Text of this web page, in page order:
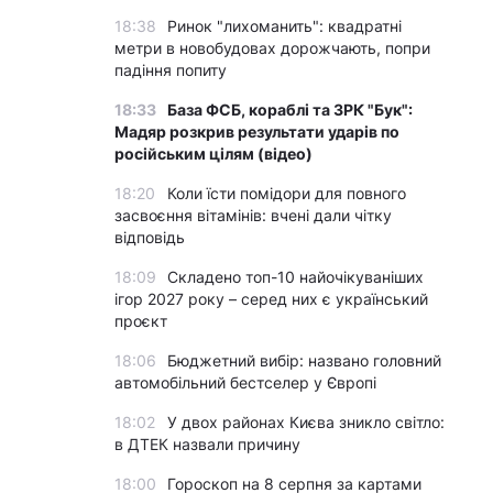
18:38
Ринок "лихоманить": квадратні
метри в новобудовах дорожчають, попри
падіння попиту
18:33 База ФСБ, кораблі та ЗРК "Бук":
Мадяр розкрив результати ударів по
російським цілям (відео)
18:20
Коли їсти помідори для повного
засвоєння вітамінів: вчені дали чітку
відповідь
18:09
Складено топ-10 найочікуваніших
ігор 2027 року – серед них є український
проєкт
18:06
Бюджетний вибір: названо головний
автомобільний бестселер у Європі
18:02
У двох районах Києва зникло світло:
в ДТЕК назвали причину
18:00 Гороскоп на 8 серпня за картами